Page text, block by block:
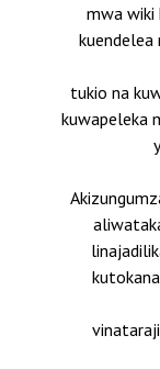
mwa wiki
kuendelea
tukio na
kuwapeleka